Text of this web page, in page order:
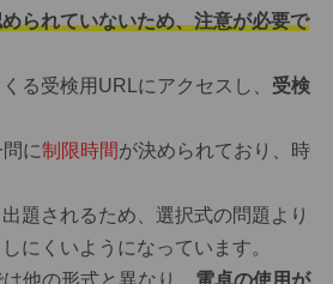
られていないため、注意が必要で
る受検用URLにアクセスし、 受検
に制限時間が決められており、 時
出題されるため、選択式の問題より
にくいようになっています。
他の形式と異なり、 電卓の使用が